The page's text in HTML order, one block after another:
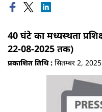
40 घंटे का मध्यस्थता
22-08-2025 तक)
प्रकाशित तिथि : सितम्बर 2, 2025